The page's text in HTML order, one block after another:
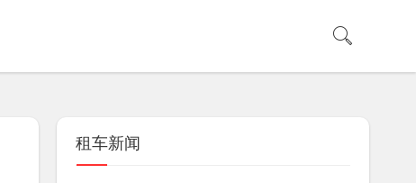
租车新闻